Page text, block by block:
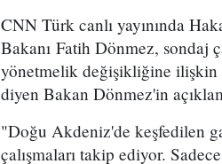
CNN Türk canlı yayınında
Bakanı Fatih Dönmez, sondaj
yönetmelik değişikliğine ilişkin
diyen Bakan Dönmez'in
"Doğu Akdeniz'de keşfedilen
çalışmaları takip ediyor.